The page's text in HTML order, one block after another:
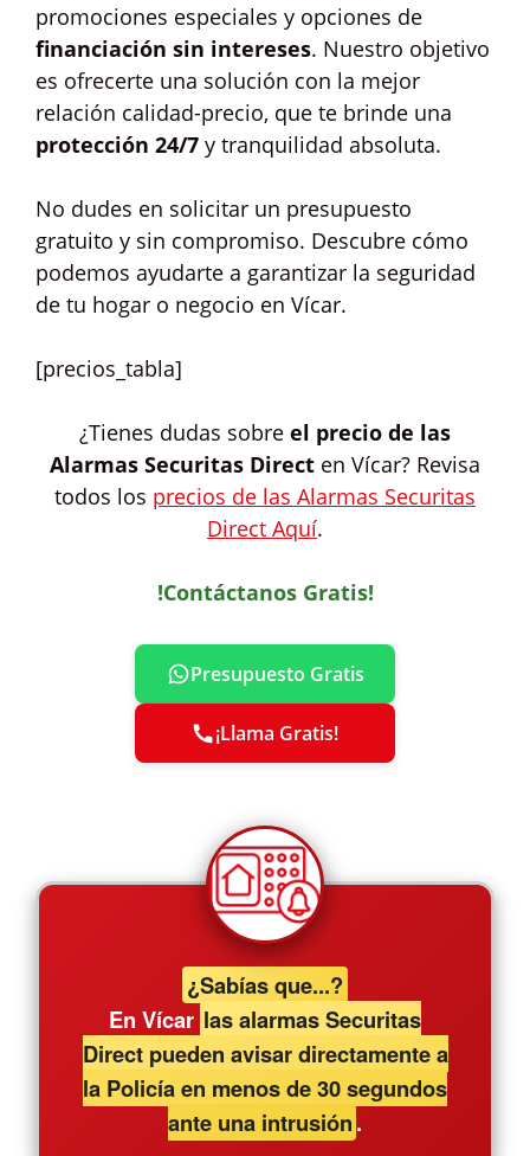
promociones especiales y opciones de
financiación sin intereses. Nuestro objetivo
es ofrecerte una solución con la mejor
relación calidad-precio, que te brinde una
protección 24/7 y tranquilidad absoluta.
No dudes en solicitar un presupuesto
gratuito y sin compromiso. Descubre cómo
podemos ayudarte a garantizar la seguridad
de tu hogar o negocio en Vícar.
[precios_tabla]
¿Tienes dudas sobre el precio de las
Alarmas Securitas Direct en Vícar? Revisa
todos los precios de las Alarmas Securitas
Direct Aquí.
!Contáctanos Gratis!
Presupuesto Gratis
¡Llama Gratis!
¿Sabías que...?
En Vícar las alarmas Securitas
Direct pueden avisar directamente a
la Policía en menos de 30 segundos
ante una intrusión.